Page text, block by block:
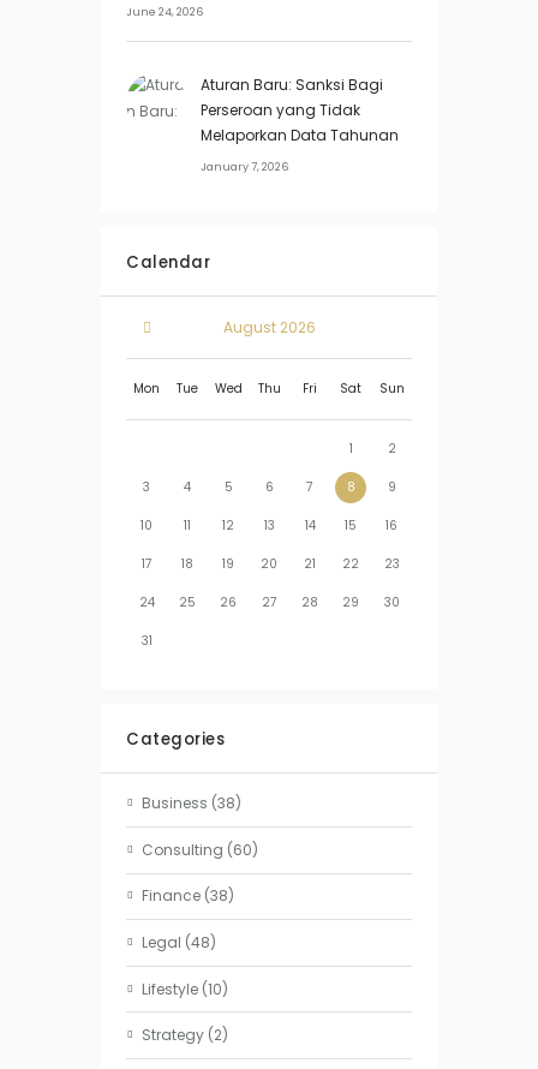
June 24, 2026
Aturan Baru: Sanksi Bagi
Perseroan yang Tidak
Melaporkan Data Tahunan
January 7, 2026
Calendar
August 2026
Mon Tue Wed Thu Fri Sat Sun
1 2
3 4 5 6 7 8 9
10 11 12 13 14 15 16
17 18 19 20 21 22 23
24 25 26 27 28 29 30
31
Categories
Business (38)
Consulting (60)
Finance (38)
Legal (48)
Lifestyle (10)
Strategy (2)